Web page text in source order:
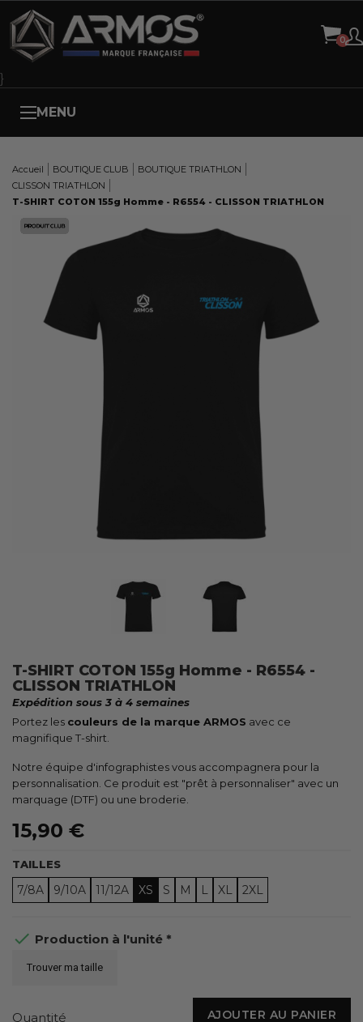
}
MENU
Accueil BOUTIQUE CLUB
BOUTIQUE TRIATHLON
CLISSON TRIATHLON
T-SHIRT COTON 155g Homme - R6554 - CLISSON TRIATHLON
T-SHIRT COTON 155g Homme - R6554 -
CLISSON TRIATHLON
Expédition sous 3 à 4 semaines
Portez les couleurs de la marque ARMOS avec ce
magnifique T-shirt.
Notre équipe d'infographistes vous accompagnera pour la
personnalisation. Ce produit est "prêt à personnaliser" avec un
marquage (DTF) ou une broderie.
15,90 €
TAILLES
7/8A 9/10A 11/12A XS S M L XL 2XL
 Production à l'unité *
Trouver ma taille
Quantité AJOUTER AU PANIER
Panneau de gestion des cookies